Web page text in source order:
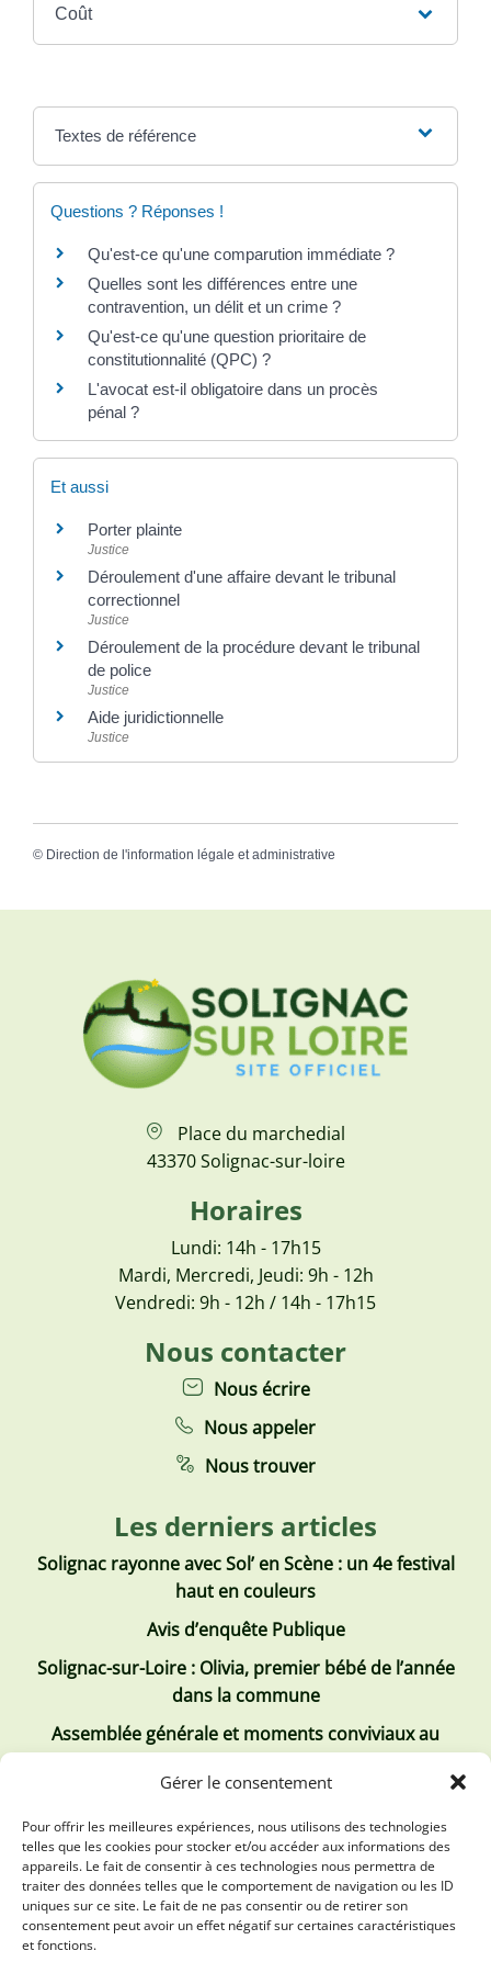
Gérer le consentement
Pour offrir les meilleures expériences, nous utilisons des technologies
telles que les cookies pour stocker et/ou accéder aux informations des
appareils. Le fait de consentir à ces technologies nous permettra de
traiter des données telles que le comportement de navigation ou les ID
uniques sur ce site. Le fait de ne pas consentir ou de retirer son
consentement peut avoir un effet négatif sur certaines caractéristiques
et fonctions.
Coût
Textes de référence
Questions ? Réponses !
Qu'est-ce qu'une comparution immédiate ?
Quelles sont les différences entre une
contravention, un délit et un crime ?
Qu'est-ce qu'une question prioritaire de
constitutionnalité (QPC) ?
L'avocat est-il obligatoire dans un procès
pénal ?
Et aussi
Porter plainte
Justice
Déroulement d'une affaire devant le tribunal
correctionnel
Justice
Déroulement de la procédure devant le tribunal
de police
Justice
Aide juridictionnelle
Justice
© Direction de l'information légale et administrative
Place du marchedial
43370 Solignac-sur-loire
Horaires
Lundi: 14h - 17h15
Mardi, Mercredi, Jeudi: 9h - 12h
Vendredi: 9h - 12h / 14h - 17h15
Nous contacter
Nous écrire
Nous appeler
Nous trouver
Les derniers articles
Solignac rayonne avec Sol’ en Scène : un 4e festival
haut en couleurs
Avis d’enquête Publique
Solignac-sur-Loire : Olivia, premier bébé de l’année
dans la commune
Assemblée générale et moments conviviaux au
Les derniers comptes rendus
Conseil municipal 2 juillet 2026
Conseil Municipal du 30 avril 2026